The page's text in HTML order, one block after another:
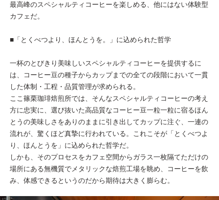
最高峰のスペシャルティコーヒーを楽しめる、他にはない体験型
カフェだ。
■「とくべつより、ほんとうを。」に込められた哲学
一杯のとびきり美味しいスペシャルティコーヒーを提供するに
は、コーヒー豆の種子からカップまでの全ての段階において一貫
した体制・工程・品質管理が求められる。
ここ篠栗珈琲焙煎所では、そんなスペシャルティコーヒーの考え
方に忠実に、選び抜いた高品質なコーヒー豆一粒一粒に宿るほん
とうの美味しさをありのままに引き出してカップに注ぐ、一連の
流れが、驚くほど真摯に行われている。これこそが「とくべつよ
り、ほんとうを」に込められた哲学だ。
しかも、そのプロセスをカフェ空間からガラス一枚隔てただけの
場所にある無機質でメタリックな焙煎工場を眺め、コーヒーを飲
み、体感できるというのだから期待は大きく膨らむ。